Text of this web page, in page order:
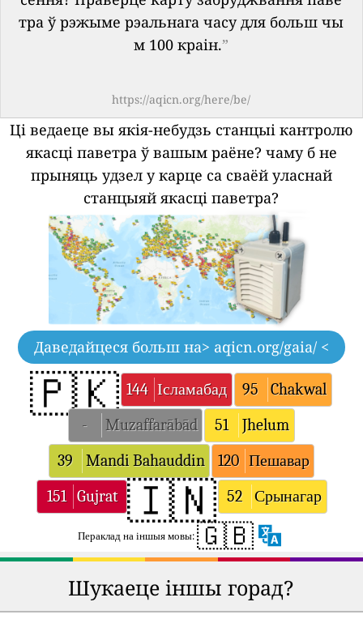
тра ў рэжыме рэальнага часу для больш чы
м 100 краін.”
https://aqicn.org/here/be/
Ці ведаеце вы якія-небудзь станцыі кантролю
якасці паветра ў вашым раёне? чаму б не
прыняць удзел у карце са сваёй уласнай
станцыяй якасці паветра?
Даведайцеся больш на> aqicn.org/gaia/ <
🇵🇰 144 Ісламабад 95
Chakwal
-
Muzaffarābād 51
Jhelum
39
Mandi Bahauddin 120 Пешавар
151 Gujrat 🇮🇳 52 Срынагар
Пераклад на іншыя мовы: 🇬🇧
Шукаеце іншы горад?